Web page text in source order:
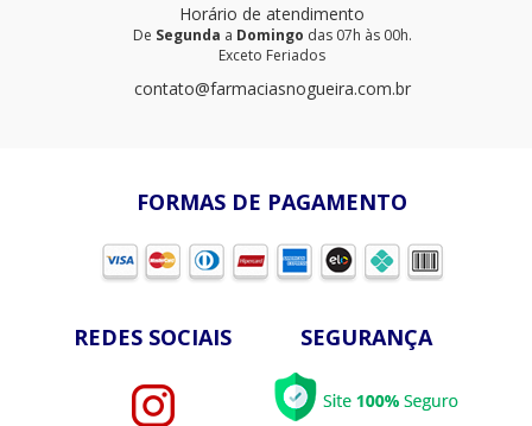
Horário de atendimento
De Segunda a Domingo das 07h às 00h.
Exceto Feriados
contato@farmaciasnogueira.com.br
FORMAS DE PAGAMENTO
REDES SOCIAIS SEGURANÇA